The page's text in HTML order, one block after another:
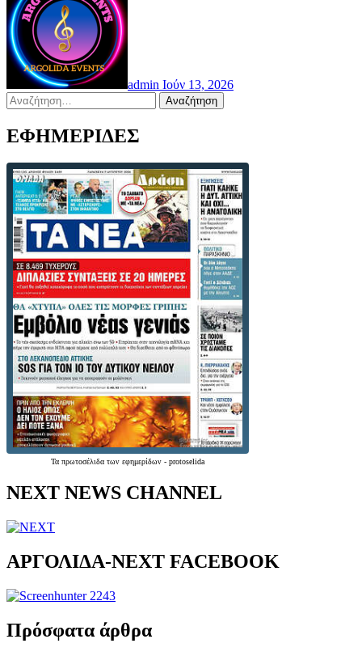
admin Ιούν 13, 2026
Αναζήτηση
για:
ΕΦΗΜΕΡΙΔΕΣ
Τα πρωτοσέλιδα των εφημερίδων - protoselida
NEXT NEWS CHANNEL
ΑΡΓΟΛΙΔΑ-ΝΕΧΤ FACEBOOK
Πρόσφατα άρθρα